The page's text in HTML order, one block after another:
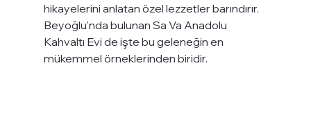
hikayelerini anlatan özel lezzetler barındırır.
Beyoğlu'nda bulunan Sa Va Anadolu
Kahvaltı Evi de işte bu geleneğin en
mükemmel örneklerinden biridir.